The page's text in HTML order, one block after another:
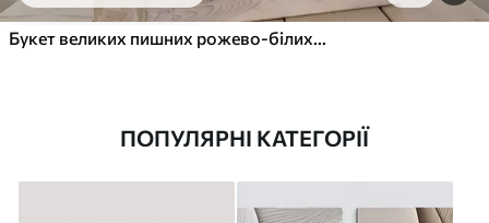
Букет великих пишних рожево-білих квітів півонії із зеленим листям на м’якому розмитому фоні
ПОПУЛЯРНІ КАТЕГОРІЇ